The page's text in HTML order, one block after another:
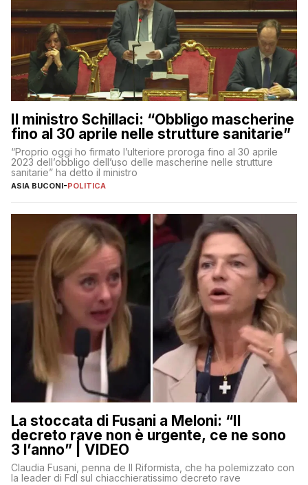
Il ministro Schillaci: “Obbligo mascherine
fino al 30 aprile nelle strutture sanitarie”
“Proprio oggi ho firmato l’ulteriore proroga fino al 30 aprile
2023 dell’obbligo dell’uso delle mascherine nelle strutture
sanitarie” ha detto il ministro
ASIA BUCONI-POLITICA
La stoccata di Fusani a Meloni: “Il
decreto rave non è urgente, ce ne sono
3 l’anno” | VIDEO
Claudia Fusani, penna de Il Riformista, che ha polemizzato con
la leader di FdI sul chiacchieratissimo decreto rave